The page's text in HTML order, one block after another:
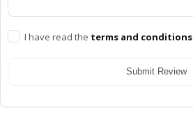
I have read the terms and conditions
Submit Review